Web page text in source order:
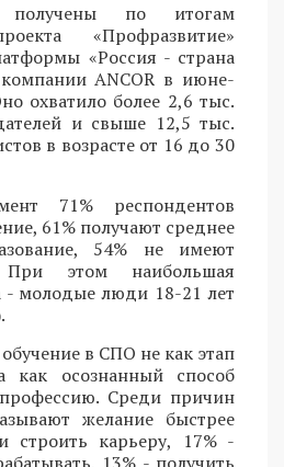
по итогам
«Профразвитие»
«Россия - страна
ANCOR в июне-
охватило более 2,6 тыс.
и свыше 12,5 тыс.
в возрасте от 16 до 30
71% респондентов
61% получают среднее
54% не имеют
этом наибольшая
- молодые люди 18-21 лет
в СПО не как этап
осознанный способ
Среди причин
желание быстрее
строить карьеру, 17% -